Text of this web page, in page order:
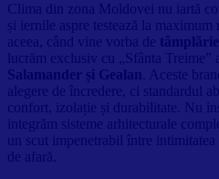
Clima din zona Moldovei nu iartă
și iernile aspre testează la
aceea, când vine vorba de
lucrăm exclusiv cu „Sfânta Treime”
Salamander și Gealan
. Aceste
alegere de încredere, ci standardul
confort, izolație și durabilitate. Nu
integrăm sisteme arhitecturale
un scut impenetrabil între
de afară.